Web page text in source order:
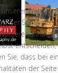
Website.
der Seite,
Sie, dass bei
der